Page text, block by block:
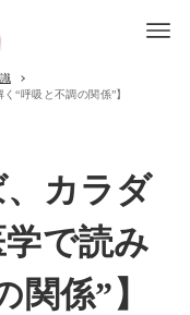
“呼吸と不調の関係”】
、カラダ
で読み
係”】